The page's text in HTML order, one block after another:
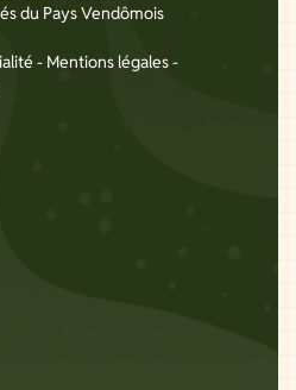
du Pays Vendômois
- Mentions légales-